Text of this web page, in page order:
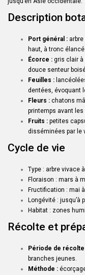
Description
Port général :
haut, à tronc
Écorce : gris clair à
douce senteur
Feuilles :
dentées, évoquant
Fleurs : chatons
printemps avant les
Fruits : petites
disséminées par le
Cycle de vie
Type : arbre vivace
Floraison : mars à
Fructification : mai
Longévité : jusqu’à
Habitat : zones
Récolte et
Période de récolte
branches jeunes.
Méthode :